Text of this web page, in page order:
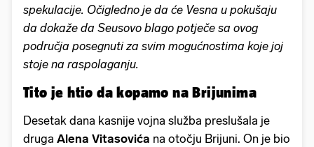
spekulacije. Očigledno je da će Vesna u pokušaju
da dokaže da Seusovo blago potječe sa ovog
područja posegnuti za svim mogućnostima koje joj
stoje na raspolaganju.
Tito je htio da kopamo na Brijunima
Desetak dana kasnije vojna služba preslušala je
druga Alena Vitasovića na otočju Brijuni. On je bio